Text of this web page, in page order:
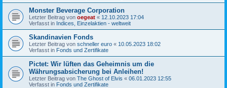
Monster Beverage Corporation
Letzter Beitrag von oegeat « 12.10.2023 17:04
Verfasst in Indices, Einzelaktien - weltweit
Skandinavien Fonds
Letzter Beitrag von schneller euro « 10.05.2023 18:02
Verfasst in Fonds und Zertifikate
Pictet: Wir lüften das Geheimnis um die
Währungsabsicherung bei Anleihen!
Letzter Beitrag von The Ghost of Elvis « 06.01.2023 12:55
Verfasst in Fonds und Zertifikate